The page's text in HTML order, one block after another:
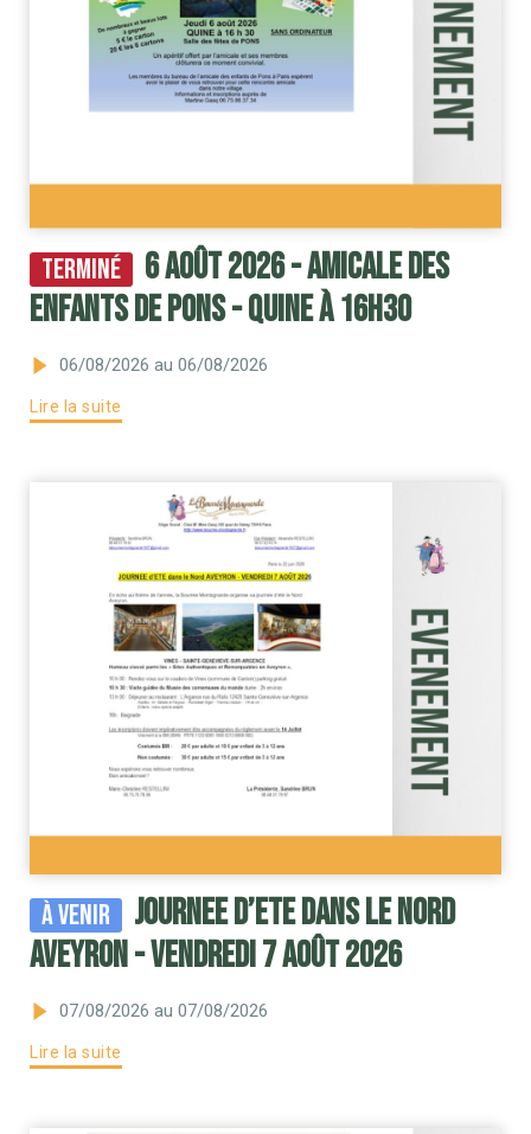
Terminé
6 août 2026 - Amicale des
Enfants de Pons - QUINE à 16h30
06/08/2026 au 06/08/2026
Lire la suite
À venir
JOURNEE d’ETE dans le Nord
AVEYRON - VENDREDI 7 AOÛT 2026
07/08/2026 au 07/08/2026
Lire la suite